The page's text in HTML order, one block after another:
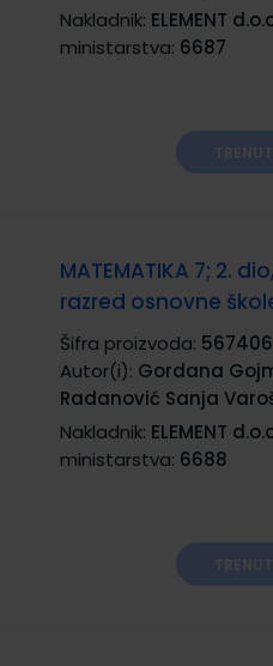
Nakladnik: ELEMENT
ministarstva: 6687
MATEMATIKA 7; 2.
razred osnovne
Šifra proizvoda: 567406
Autor(i): Gordana
Radanović Sanja
Nakladnik: ELEMENT
ministarstva: 6688